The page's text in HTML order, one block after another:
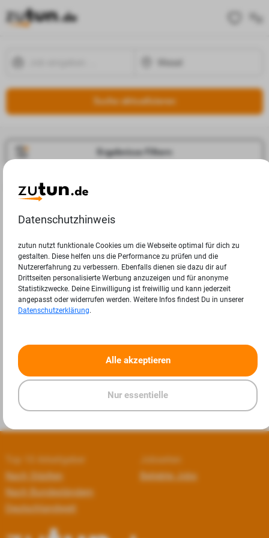
Suche aktualisieren
Ergebnisse Filtern
Jobangebote
Top 10 Arbeitgeber
Nach Städten
Nach Bundesländern
Deutschlandweit
Jobseiten
Beliebte Jobs
Datenschutzhinweis
zutun nutzt funktionale Cookies um die Webseite optimal für dich zu
gestalten. Diese helfen uns die Performance zu prüfen und die
Nutzererfahrung zu verbessern. Ebenfalls dienen sie dazu dir auf
Drittseiten personalisierte Werbung anzuzeigen und für anonyme
Statistikzwecke. Deine Einwilligung ist freiwillig und kann jederzeit
angepasst oder widerrufen werden. Weitere Infos findest Du in unserer
Datenschutzerklärung.
Alle akzeptieren
Nur essentielle